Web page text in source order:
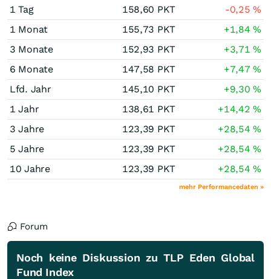
1 Tag 158,60 PKT -0,25%
1 Monat
155,73 PKT +1,84%
3 Monate
152,93 PKT +3,71%
6 Monate
147,58 PKT +7,47%
Lfd. Jahr
145,10 PKT +9,30%
1 Jahr
138,61 PKT +14,42%
3 Jahre
123,39 PKT +28,54%
5 Jahre
123,39 PKT +28,54%
10 Jahre
123,39 PKT +28,54%
mehr Performancedaten »
Forum
Noch keine Diskussion zu TLP Eden Global
Fund Index